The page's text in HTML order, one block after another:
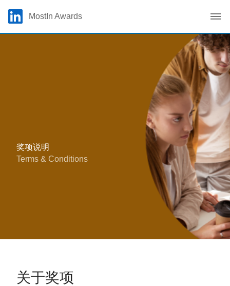
Skip to main content
LinkedIn Logo
MostIn Awards
奖项说明
Terms & Conditions
关于奖项